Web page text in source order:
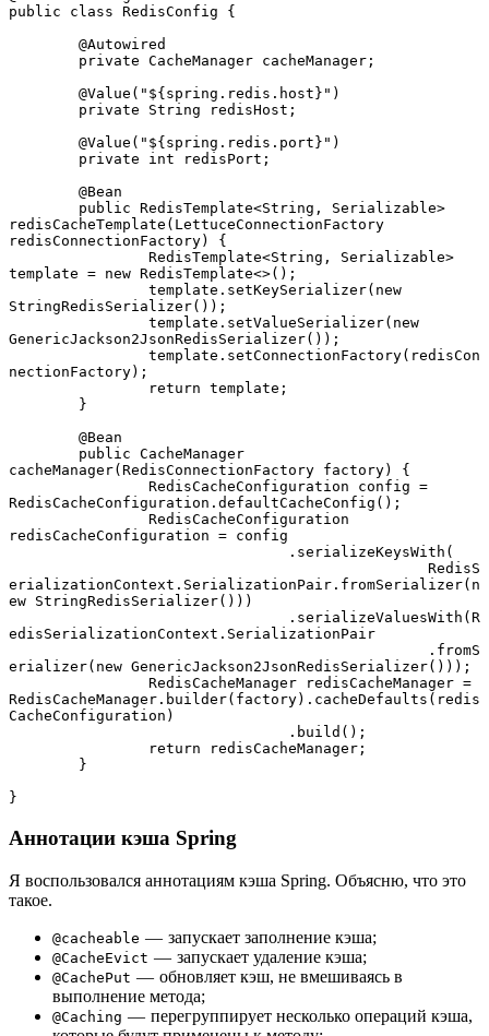
public class RedisConfig {
	@Autowired
	private CacheManager cacheManager;
	@Value("${spring.redis.host}")
	private String redisHost;
	@Value("${spring.redis.port}")
	private int redisPort;
	@Bean
redisCacheTemplate(LettuceConnectionFactory
redisConnectionFactory) {
template = new RedisTemplate<>();
StringRedisSerializer());
GenericJackson2JsonRedisSerializer());
nectionFactory);
		return template;
	}
	@Bean
cacheManager(RedisConnectionFactory factory) {
RedisCacheConfiguration.defaultCacheConfig();
redisCacheConfiguration = config
				.serializeKeysWith(
erializationContext.SerializationPair.fromSerializer(n
ew StringRedisSerializer()))
edisSerializationContext.SerializationPair
erializer(new GenericJackson2JsonRedisSerializer()));
RedisCacheManager.builder(factory).cacheDefaults(redis
CacheConfiguration)
				.build();
		return redisCacheManager;
	}
}
Аннотации кэша Spring
Я воспользовался аннотациям кэша Spring. Объясню, что это
такое.
@cacheable — запускает заполнение кэша;
@CacheEvict — запускает удаление кэша;
@CachePut — обновляет кэш, не вмешиваясь в
выполнение метода;
@Caching — перегруппирует несколько операций кэша,